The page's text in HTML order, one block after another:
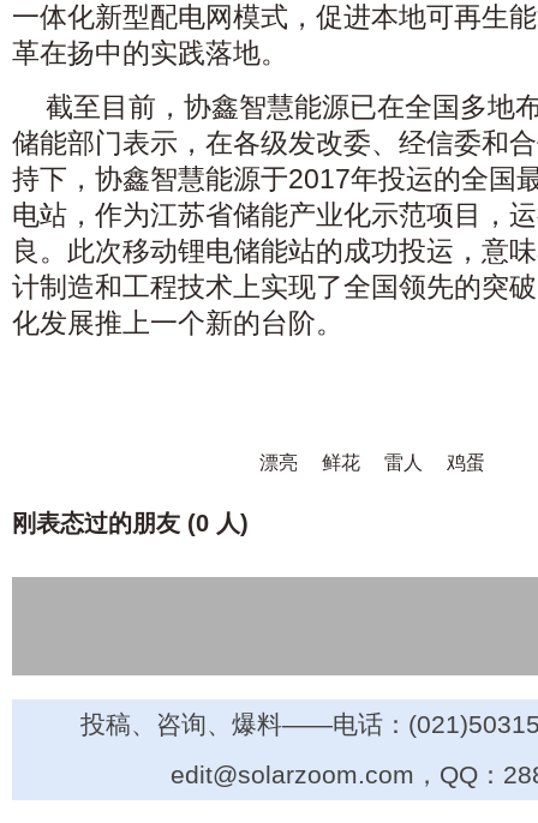
一体化新型配电网模式，促进本地可再生
革在扬中的实践落地。
截至目前，协鑫智慧能源已在全国多地
储能部门表示，在各级发改委、经信委和
持下，协鑫智慧能源于2017年投运的全国
电站，作为江苏省储能产业化示范项目，
良。此次移动锂电储能站的成功投运，意
计制造和工程技术上实现了全国领先的突
化发展推上一个新的台阶。
漂亮 鲜花 雷人 鸡蛋
刚表态过的朋友 (0 人)
投稿、咨询、爆料——电话：
edit@solarzoom.com，QQ：